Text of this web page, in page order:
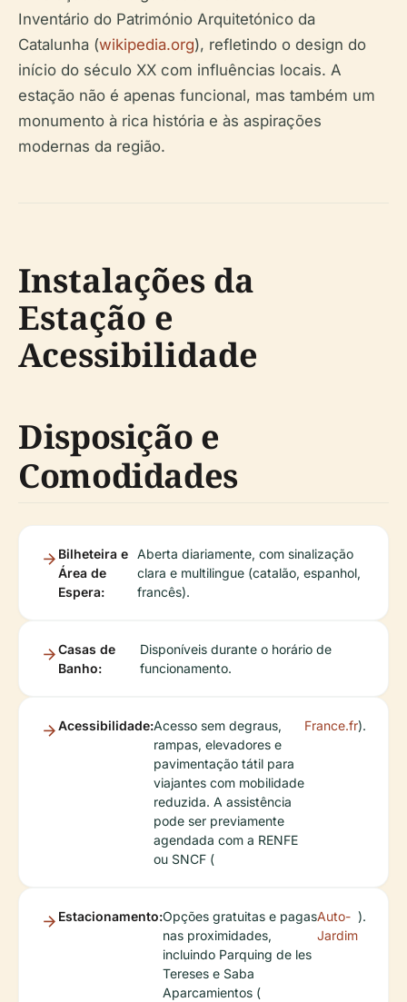
Inventário do Património Arquitetónico da
Catalunha (wikipedia.org), refletindo o design do
início do século XX com influências locais. A
estação não é apenas funcional, mas também um
monumento à rica história e às aspirações
modernas da região.
Instalações da
Estação e
Acessibilidade
Disposição e
Comodidades
Bilheteira e
Área de
Espera:
Aberta diariamente, com sinalização
clara e multilingue (catalão, espanhol,
francês).
Casas de
Banho:
Disponíveis durante o horário de
funcionamento.
Acessibilidade:Acesso sem degraus,
rampas, elevadores e
pavimentação tátil para
viajantes com mobilidade
reduzida. A assistência
pode ser previamente
agendada com a RENFE
ou SNCF (
France.fr).
Estacionamento:Opções gratuitas e pagas
nas proximidades,
incluindo Parquing de les
Tereses e Saba
Aparcamientos (
Auto-
Jardim
).